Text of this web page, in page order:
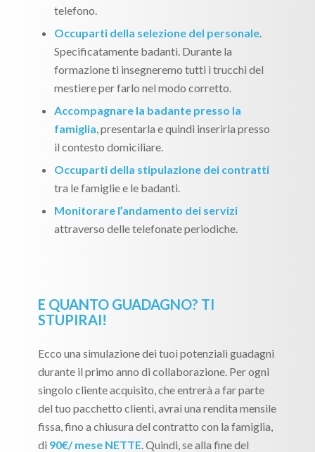
telefono.
Occuparti della selezione del personale.
Specificatamente badanti. Durante la
formazione ti insegneremo tutti i trucchi del
mestiere per farlo nel modo corretto.
Accompagnare la badante presso la
famiglia, presentarla e quindi inserirla presso
il contesto domiciliare.
Occuparti della stipulazione dei contratti
tra le famiglie e le badanti.
Monitorare l’andamento dei servizi
attraverso delle telefonate periodiche.
E QUANTO GUADAGNO? TI
STUPIRAI!
Ecco una simulazione dei tuoi potenziali guadagni
durante il primo anno di collaborazione. Per ogni
singolo cliente acquisito, che entrerà a far parte
del tuo pacchetto clienti, avrai una rendita mensile
fissa, fino a chiusura del contratto con la famiglia,
di 90€/ mese NETTE. Quindi, se alla fine del